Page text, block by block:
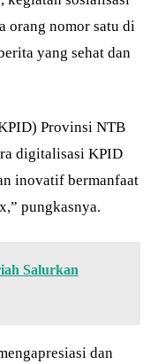
orang nomor satu di
yang sehat dan
Provinsi NTB
digitalisasi KPID
inovatif bermanfaat
pungkasnya.
Salurkan
dan